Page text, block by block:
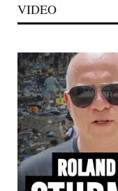
VIDEO